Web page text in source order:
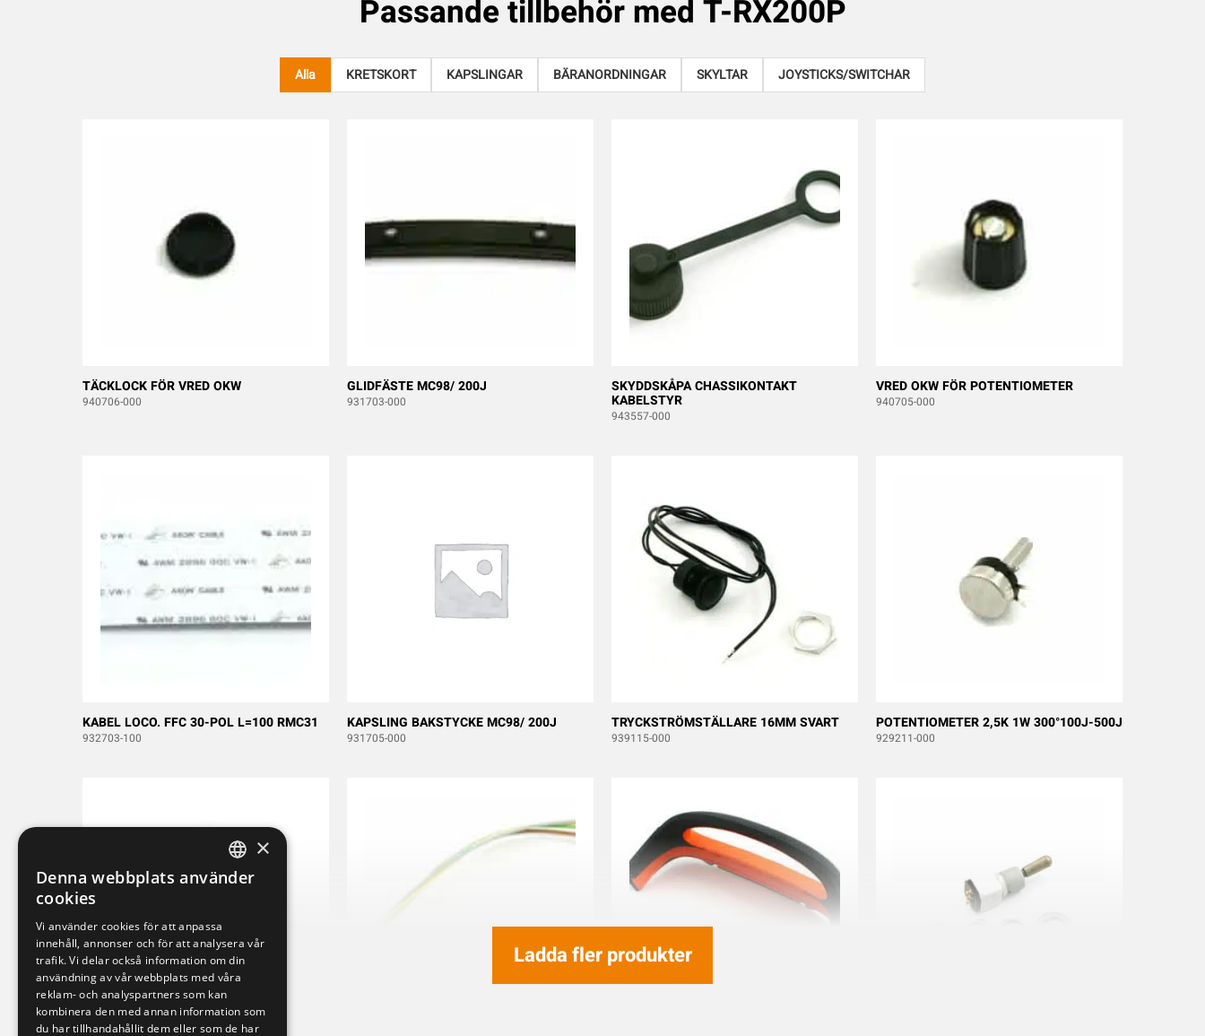
Passande tillbehör med T-RX200P
Alla KRETSKORT KAPSLINGAR BÄRANORDNINGAR SKYLTAR JOYSTICKS/SWITCHAR
TÄCKLOCK FÖR VRED OKW
940706-000
GLIDFÄSTE MC98/ 200J
931703-000
SKYDDSKÅPA CHASSIKONTAKT
KABELSTYR
943557-000
VRED OKW FÖR POTENTIOMETER
940705-000
KABEL LOCO. FFC 30-POL L=100 RMC31
932703-100
KAPSLING BAKSTYCKE MC98/ 200J
931705-000
TRYCKSTRÖMSTÄLLARE 16MM SVART
939115-000
POTENTIOMETER 2,5K 1W 300°100J-500J
929211-000
Ladda fler produkter
SWEDISH
DEUTSCH
×
Denna webbplats använder
cookies
Vi använder cookies för att anpassa
innehåll, annonser och för att analysera vår
trafik. Vi delar också information om din
användning av vår webbplats med våra
reklam- och analyspartners som kan
kombinera den med annan information som
du har tillhandahållit dem eller som de har